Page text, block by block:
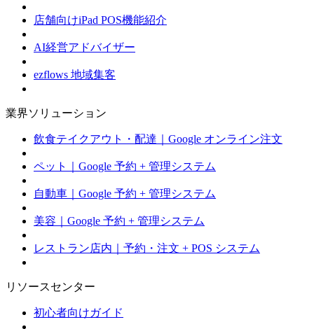
店舗向けiPad POS機能紹介
AI経営アドバイザー
ezflows 地域集客
業界ソリューション
飲食テイクアウト・配達｜Google オンライン注文
ペット｜Google 予約 + 管理システム
自動車｜Google 予約 + 管理システム
美容｜Google 予約 + 管理システム
レストラン店内｜予約・注文 + POS システム
リソースセンター
初心者向けガイド